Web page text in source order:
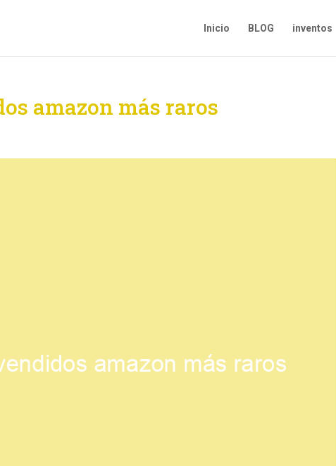
Inicio BLOG inventos
amazon más raros